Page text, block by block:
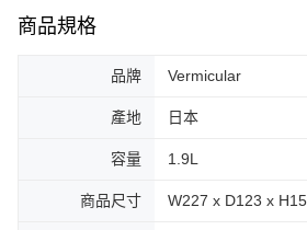
商品規格
品牌 Vermicular
產地 日本
容量 1.9L
商品尺寸 W227 x D123 x